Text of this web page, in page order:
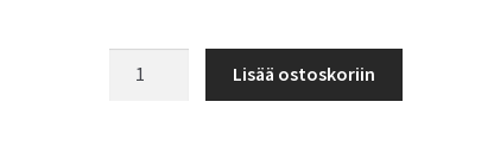
Lisää ostoskoriin